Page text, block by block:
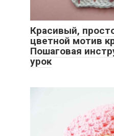
Красивый,
цветной мотив
Пошаговая
урок